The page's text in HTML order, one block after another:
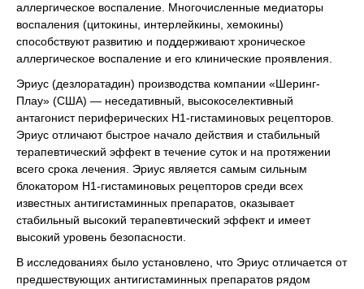
аллергическое воспаление. Многочисленные медиаторы
воспаления (цитокины, интерлейкины, хемокины)
способствуют развитию и поддерживают хроническое
аллергическое воспаление и его клинические проявления.
Эриус (дезлоратадин) производства компании «Шеринг-
Плау» (США) — неседативный, высокоселективный
антагонист периферических Н1-гистаминовых рецепторов.
Эриус отличают быстрое начало действия и стабильный
терапевтический эффект в течение суток и на протяжении
всего срока лечения. Эриус является самым сильным
блокатором Н1-гистаминовых рецепторов среди всех
известных антигистаминных препаратов, оказывает
стабильный высокий терапевтический эффект и имеет
высокий уровень безопасности.
В исследованиях было установлено, что Эриус отличается от
предшествующих антигистаминных препаратов рядом